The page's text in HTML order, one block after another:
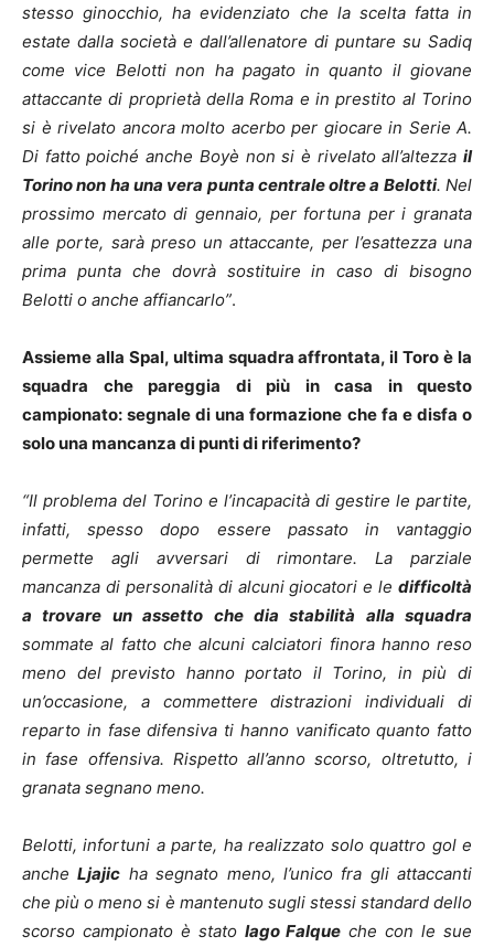
stesso ginocchio, ha evidenziato che la scelta fatta in
estate dalla società e dall’allenatore di puntare su Sadiq
come vice Belotti non ha pagato in quanto il giovane
attaccante di proprietà della Roma e in prestito al Torino
si è rivelato ancora molto acerbo per giocare in Serie A.
Di fatto poiché anche Boyè non si è rivelato all’altezza il
Torino non ha una vera punta centrale oltre a Belotti. Nel
prossimo mercato di gennaio, per fortuna per i granata
alle porte, sarà preso un attaccante, per l’esattezza una
prima punta che dovrà sostituire in caso di bisogno
Belotti o anche affiancarlo”.
Assieme alla Spal, ultima squadra affrontata, il Toro è la
squadra che pareggia di più in casa in questo
campionato: segnale di una formazione che fa e disfa o
solo una mancanza di punti di riferimento?
“Il problema del Torino e l’incapacità di gestire le partite,
infatti, spesso dopo essere passato in vantaggio
permette agli avversari di rimontare. La parziale
mancanza di personalità di alcuni giocatori e le difficoltà
a trovare un assetto che dia stabilità alla squadra
sommate al fatto che alcuni calciatori finora hanno reso
meno del previsto hanno portato il Torino, in più di
un’occasione, a commettere distrazioni individuali di
reparto in fase difensiva ti hanno vanificato quanto fatto
in fase offensiva. Rispetto all’anno scorso, oltretutto, i
granata segnano meno.
Belotti, infortuni a parte, ha realizzato solo quattro gol e
ancheLjajic ha segnato meno, l’unico fra gli attaccanti
che più o meno si è mantenuto sugli stessi standard dello
scorso campionato è stato Iago Falque che con le sue